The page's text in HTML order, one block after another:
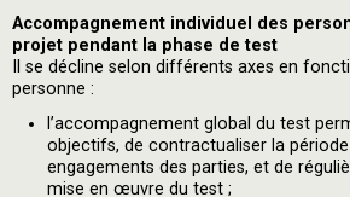
Accompagnement individuel des
projet pendant la phase de test
Il se décline selon différents axes en
personne :
l’accompagnement global du test
objectifs, de contractualiser la
engagements des parties, et de
mise en œuvre du test ;